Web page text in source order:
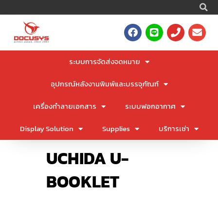
to
F
a
c
e
b
o
L
i
n
P
h
o
E
n
v
ระบบการจัดส่งจดหมาย
อุปกรณ์หลังงานพิมพ์และบรรจุภัณฑ์
เครื่องทำลายเอกสาร
ระบบฟอกอากาศ
Display Solution
Supplies บริการเช่า
UCHIDA U-
BOOKLET